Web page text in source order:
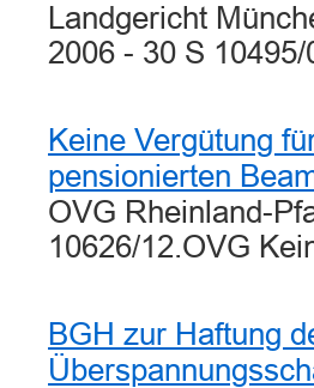
Landgericht
2006 - 30 S
Keine Vergütung
pensionierten
OVG Rheinland-
10626/12.OVG
BGH zur Haftung